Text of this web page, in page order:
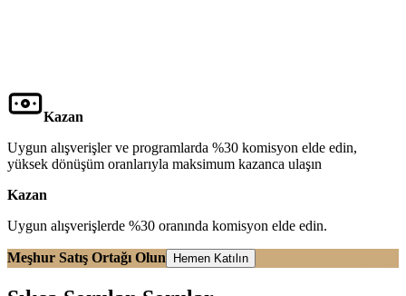
Kazan
Uygun alışverişler ve programlarda %30 komisyon elde edin,
yüksek dönüşüm oranlarıyla maksimum kazanca ulaşın
Kazan
Uygun alışverişlerde %30 oranında komisyon elde edin.
Meşhur Satış Ortağı Olun Hemen Katılın